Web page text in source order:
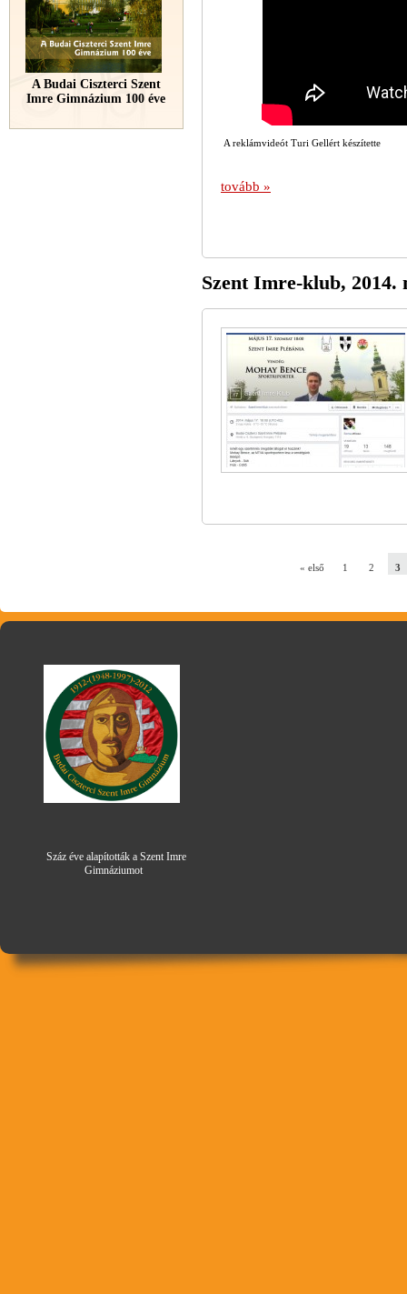
A Budai Ciszterci Szent
Imre Gimnázium 100 éve
A reklámvideót Turi Gellért készítette
tovább »
Szent Imre-klub, 2014.
« első 1 2 3
Száz éve alapították a Szent Imre
Gimnáziumot